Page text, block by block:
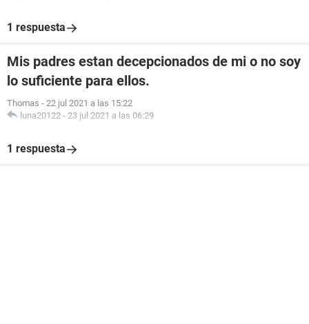
1 respuesta
Mis padres estan decepcionados de mi o no soy
lo suficiente para ellos.
Thomas - 22 jul 2021 a las 15:22
luna20122 - 23 jul 2021 a las 06:29
1 respuesta